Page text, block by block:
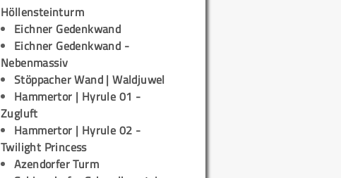
Höllensteinturm
Eichner Gedenkwand
Eichner Gedenkwand -
Nebenmassiv
Stöppacher Wand | Waldjuwel
Hammertor | Hyrule 01 -
Zugluft
Hammertor | Hyrule 02 -
Twilight Princess
Azendorfer Turm